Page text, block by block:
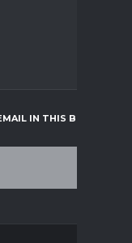
IN THIS BROWSER